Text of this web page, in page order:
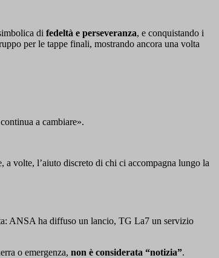
di fedeltà e perseveranza, e conquistando i
per le tappe finali, mostrando ancora una volta
a cambiare».
a volte, l’aiuto discreto di chi ci accompagna lungo la
ANSA ha diffuso un lancio, TG La7 un servizio
o emergenza, non è considerata “notizia”.